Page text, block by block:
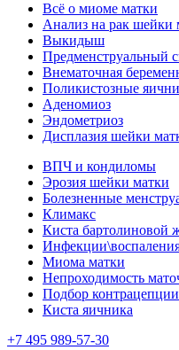
Всё о миоме матки
Анализ на рак шейки
Выкидыш
Предменструальный
Внематочная
Поликистозные
Аденомиоз
Эндометриоз
Дисплазия шейки
ВПЧ и кондиломы
Эрозия шейки матки
Болезненные
Климакс
Киста бартолиновой
Миома матки
Непроходимость
Подбор контрацепции
Киста яичника
+7 495 989-57-30